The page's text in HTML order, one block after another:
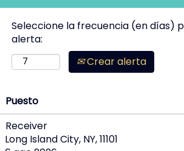
Seleccione la frecuencia (en días)
alerta:
Crear alerta
Puesto
Receiver
Long Island City, NY, 11101